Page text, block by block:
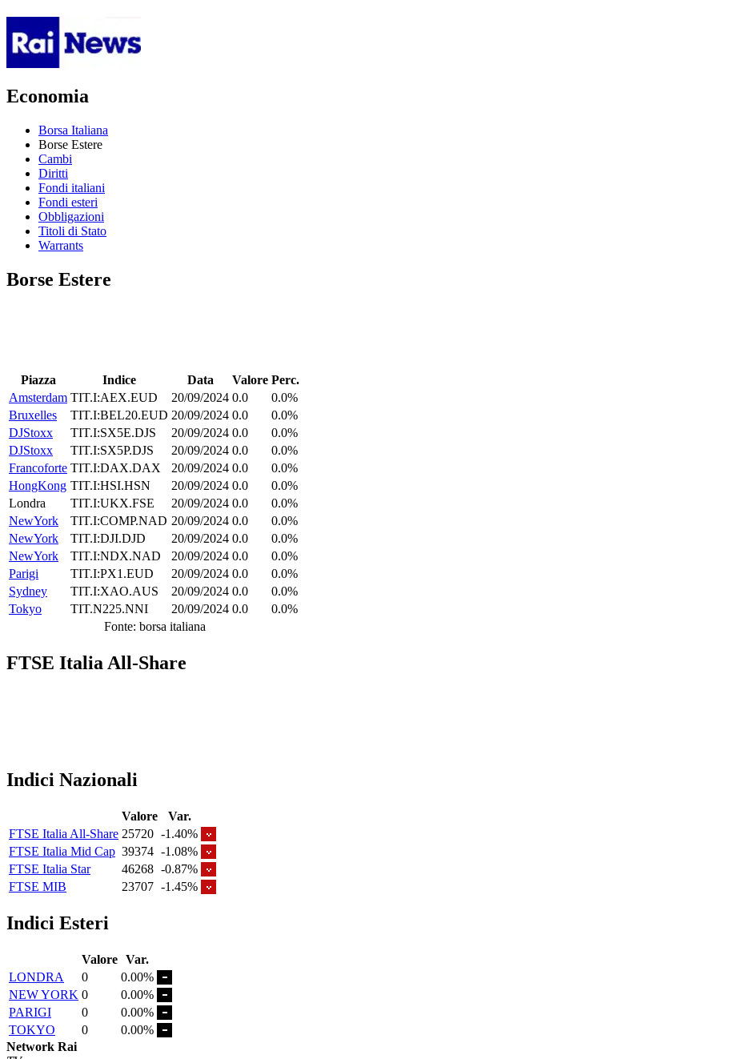
Economia
Borsa Italiana
Borse Estere
Cambi
Diritti
Fondi italiani
Fondi esteri
Obbligazioni
Titoli di Stato
Warrants
Borse Estere
Piazza Indice Data Valore Perc.
Amsterdam TIT.I:AEX.EUD 20/09/2024 0.0
0.0%
Bruxelles
TIT.I:BEL20.EUD 20/09/2024 0.0
0.0%
DJStoxx
TIT.I:SX5E.DJS 20/09/2024 0.0
0.0%
DJStoxx
TIT.I:SX5P.DJS 20/09/2024 0.0
0.0%
Francoforte TIT.I:DAX.DAX 20/09/2024 0.0
0.0%
HongKong TIT.I:HSI.HSN 20/09/2024 0.0
0.0%
Londra
TIT.I:UKX.FSE 20/09/2024 0.0
0.0%
NewYork
TIT.I:COMP.NAD 20/09/2024 0.0
0.0%
NewYork
TIT.I:DJI.DJD 20/09/2024 0.0
0.0%
NewYork
TIT.I:NDX.NAD 20/09/2024 0.0
0.0%
Parigi
TIT.I:PX1.EUD 20/09/2024 0.0
0.0%
Sydney
TIT.I:XAO.AUS 20/09/2024 0.0
0.0%
Tokyo
TIT.N225.NNI 20/09/2024 0.0
0.0%
Fonte: borsa italiana
FTSE Italia All-Share
Indici Nazionali
Valore
Var.
FTSE Italia All-Share 25720 -1.40%
FTSE Italia Mid Cap 39374 -1.08%
FTSE Italia Star
46268 -0.87%
FTSE MIB
23707 -1.45%
Indici Esteri
Valore Var.
LONDRA
0
0.00%
NEW YORK 0
0.00%
PARIGI
0
0.00%
TOKYO
0
0.00%
Network Rai